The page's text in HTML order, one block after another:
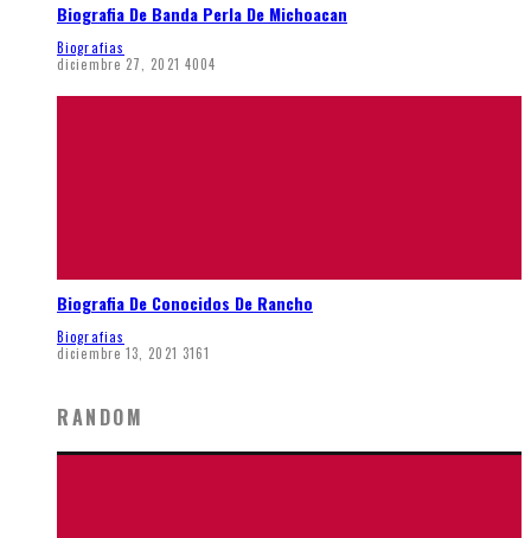
Biografia De Banda Perla De Michoacan
Biografias
diciembre 27, 2021 4004
Biografia De Conocidos De Rancho
Biografias
diciembre 13, 2021 3161
RANDOM